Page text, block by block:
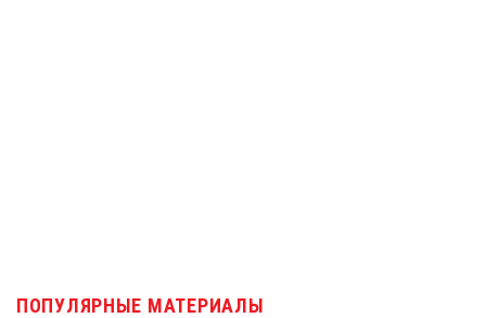
ПОПУЛЯРНЫЕ МАТЕРИАЛЫ